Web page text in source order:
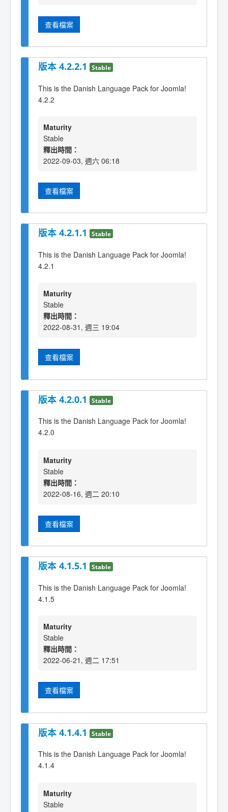
查看檔案
版本 4.2.2.1 Stable
This is the Danish Language Pack for Joomla!
4.2.2
Maturity
Stable
釋出時間：
2022-09-03, 週六 06:18
查看檔案
版本 4.2.1.1 Stable
This is the Danish Language Pack for Joomla!
4.2.1
Maturity
Stable
釋出時間：
2022-08-31, 週三 19:04
查看檔案
版本 4.2.0.1 Stable
This is the Danish Language Pack for Joomla!
4.2.0
Maturity
Stable
釋出時間：
2022-08-16, 週二 20:10
查看檔案
版本 4.1.5.1 Stable
This is the Danish Language Pack for Joomla!
4.1.5
Maturity
Stable
釋出時間：
2022-06-21, 週二 17:51
查看檔案
版本 4.1.4.1 Stable
This is the Danish Language Pack for Joomla!
4.1.4
Maturity
Stable